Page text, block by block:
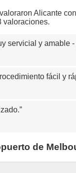
Alicante
valoraciones.
servicial y amable -
fácil y
de